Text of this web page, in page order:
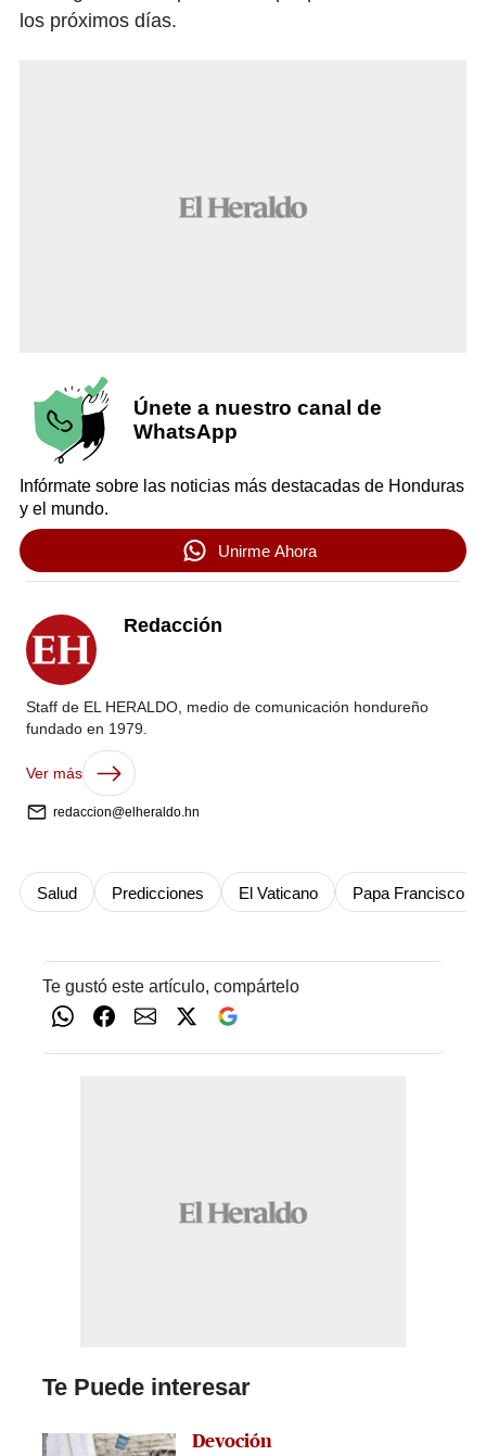
los próximos días.
Únete a nuestro canal de
WhatsApp
Infórmate sobre las noticias más destacadas de Honduras
y el mundo.
Unirme Ahora
Redacción
Staff de EL HERALDO, medio de comunicación hondureño
fundado en 1979.
Ver más
redaccion@elheraldo.hn
Salud Predicciones El Vaticano Papa Francisco
Te gustó este artículo, compártelo
Te Puede interesar
Devoción